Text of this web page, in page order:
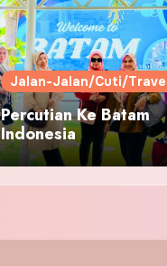
Jalan-Jalan/Cuti/
Percutian Ke Batam
Indonesia